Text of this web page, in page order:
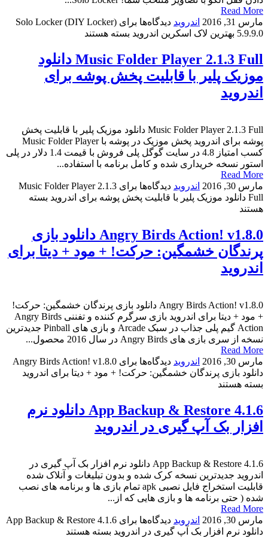
Read More
مارس 31, 2016
اندروید دیدگاه‌ها
برای Solo Locker (DIY Locker)
5.9.9.0 بهترین لاک اسکرین اندروید
بسته هستند
Music Folder Player 2.1.3 Full دانلود
موزیک پلیر با قابلیت پخش پوشه برای
اندروید
Music Folder Player 2.1.3 Full دانلود موزیک پلیر با قابلیت پخش
پوشه برای اندروید پخش موزیک در پوشه با Music Folder Player
کسب امتیاز 4.8 در سایت گوگل پلی فروش با قیمت 1.4 دلار در پلی
استور نسخه خریداری شده و کامل برنامه با استفاده...
Read More
مارس 30, 2016
اندروید دیدگاه‌ها
برای Music Folder Player 2.1.3
Full دانلود موزیک پلیر با قابلیت پخش پوشه برای اندروید
بسته
هستند
Angry Birds Action! v1.8.0 دانلود بازی
پرندگان خشمگین: حرکت! + مود + دیتا برای
اندروید
Angry Birds Action! v1.8.0 دانلود بازی پرندگان خشمگین: حرکت!
+ مود + دیتا برای اندروید بازی سرگرم کننده و تفننی Angry Birds
Action گیم پلی جذاب در سبک Arcade و بازی های Pinball جدیدترین
نسخه از سری بازی های Angry Birds در سال 2016 محصول...
Read More
مارس 30, 2016
اندروید دیدگاه‌ها
برای Angry Birds Action! v1.8.0
دانلود بازی پرندگان خشمگین: حرکت! + مود + دیتا برای اندروید
بسته هستند
App Backup & Restore 4.1.6 دانلود نرم
افزار بک آپ گیری در اندروید
App Backup & Restore 4.1.6 دانلود نرم افزار بک آپ گیری در
اندروید جدیدترین نسخه کرک شده و بدون تبلیغات و آنلاک شده
قابلیت استخراج فایل نصبی apk تمام بازی ها و برنامه های نصب
شده ( حتی برنامه ها و بازی هایی که از...
Read More
مارس 30, 2016
اندروید دیدگاه‌ها
برای App Backup & Restore 4.1.6
دانلود نرم افزار بک آپ گیری در اندروید بسته هستند